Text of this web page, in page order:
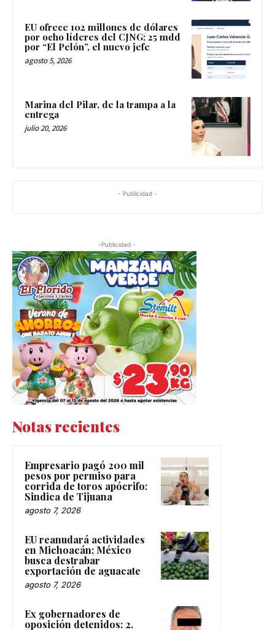
EU ofrece 102 millones de dólares
por ocho líderes del CJNG; 25 mdd
por “El Pelón”, el nuevo jefe
agosto 5, 2026
Marina del Pilar, de la trampa a la
entrega
julio 20, 2026
- Publicidad -
-Publicidad -
Notas recientes
Empresario pagó 200 mil
pesos por permiso para
corrida de toros apócrifo:
Sindica de Tijuana
agosto 7, 2026
EU reanudará actividades
en Michoacán; México
busca destrabar
exportación de aguacate
agosto 7, 2026
Ex gobernadores de
oposición detenidos: 2.